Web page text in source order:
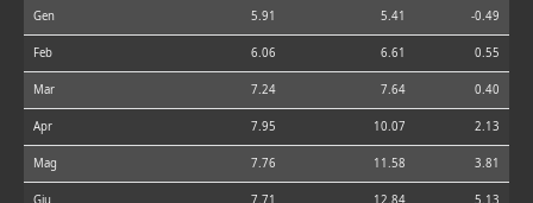
Gen 5.91 5.41 -0.49
Feb 6.06 6.61 0.55
Mar 7.24 7.64 0.40
Apr 7.95 10.07 2.13
Mag 7.76 11.58 3.81